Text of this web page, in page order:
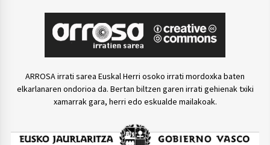
ARROSA irrati sarea Euskal Herri osoko irrati mordoxka baten
elkarlanaren ondorioa da. Bertan biltzen garen irrati gehienak txiki
xamarrak gara, herri edo eskualde mailakoak.